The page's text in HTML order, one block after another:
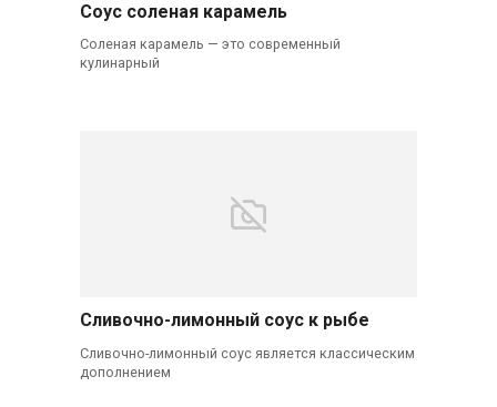
Соус соленая карамель
Соленая карамель — это современный
кулинарный
Сливочно-лимонный соус к рыбе
Сливочно-лимонный соус является классическим
дополнением